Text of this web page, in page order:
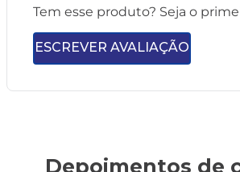
Tem esse produto? Seja o
ESCREVER AVALIAÇÃO